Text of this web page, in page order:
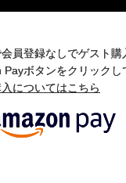
員登録なしでゲスト購
ボタンをクリックし
についてはこちら